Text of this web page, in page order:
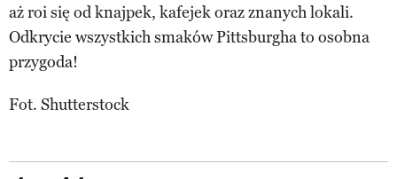
aż roi się od knajpek, kafejek oraz znanych lokali.
Odkrycie wszystkich smaków Pittsburgha to osobna
przygoda!
Fot. Shutterstock